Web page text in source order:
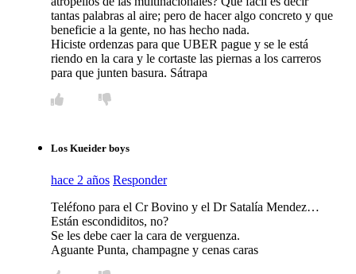
tantas palabras al aire; pero de hacer algo concreto y que
beneficie a la gente, no has hecho nada.
Hiciste ordenzas para que UBER pague y se le está
riendo en la cara y le cortaste las piernas a los carreros
para que junten basura. Sátrapa
Los Kueider boys
hace 2 años Responder
Teléfono para el Cr Bovino y el Dr Satalía Mendez…
Están escondiditos, no?
Se les debe caer la cara de verguenza.
Aguante Punta, champagne y cenas caras